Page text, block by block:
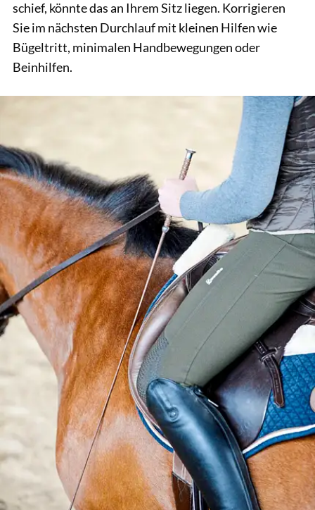
schief, könnte das an Ihrem Sitz liegen. Korrigieren
Sie im nächsten Durchlauf mit kleinen Hilfen wie
Bügeltritt, minimalen Handbewegungen oder
Beinhilfen.